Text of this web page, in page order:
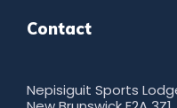
Contact
Nepisiguit Sports